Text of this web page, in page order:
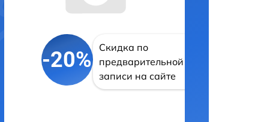
-20%
Скидка по
предварительной
записи на сайте